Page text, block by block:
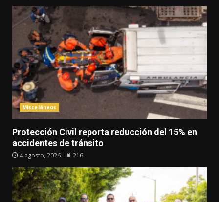
Misceláneos
Protección Civil reporta reducción del 15% en
accidentes de tránsito
4 agosto, 2026 216